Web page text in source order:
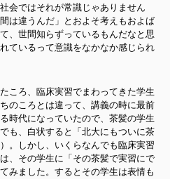
会ではそれが常識じゃありません
は違うんだ」とおよそ考えもおよば
、世間知らずっているもんだなと思
ているって意識をなかなか感じられ
ころ、臨床実習でまわってきた学生
のころとは違って、講義の時に最前
時代になっていたので、茶髪の学生
も、白状すると「北大にもついに茶
。しかし、いくらなんでも臨床実習
、その学生に「その茶髪で実習にで
みました。するとその学生は表情も